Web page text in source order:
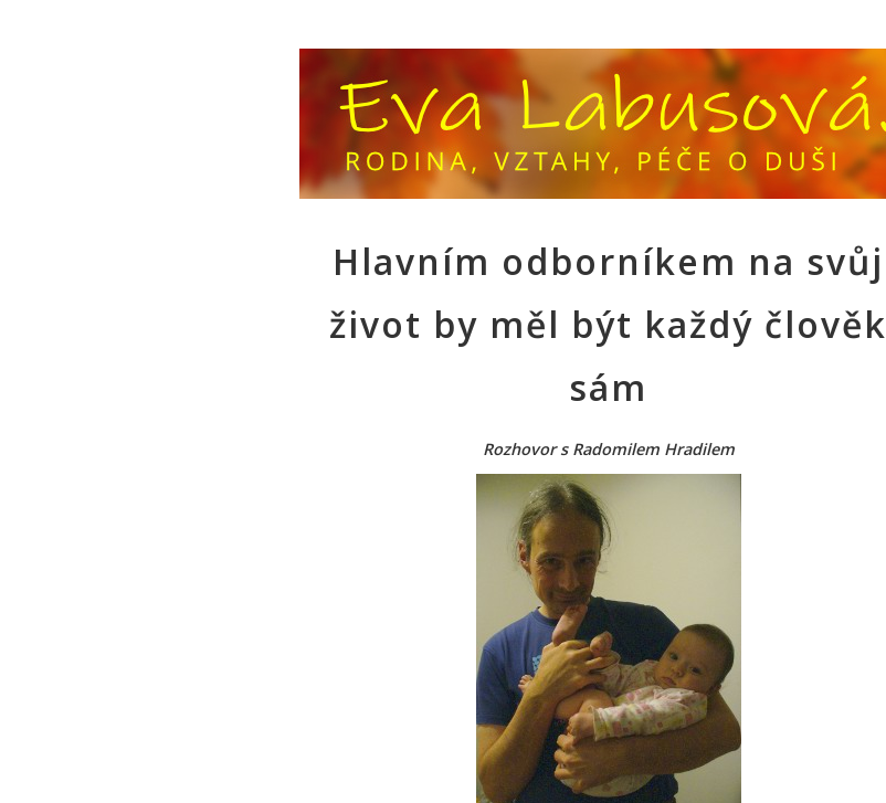
Hlavním odborníkem na svůj
život by měl být každý člověk
sám
Rozhovor s Radomilem Hradilem